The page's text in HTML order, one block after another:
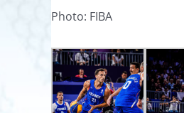
Photo: FIBA